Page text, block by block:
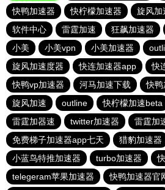
快鸭加速器
快柠檬加速器 旋风加
软件中心
雷霆加速 狂飙加速器
小美
小美vpn 小美加速器
旋风加速度器
快连加速器app
快
快鸭vp加速器
河马加速下载 快鸭
旋风加速
outline 快柠檬加速beta
雷霆加器速
twitter加速器
雷霆加
免费梯子加速器app七天
猎豹加速器
小蓝鸟特推加速器
turbo加速器
telegeram苹果加速器
快鸭加速器官